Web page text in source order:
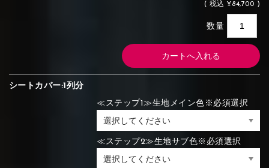
( 税込 ¥84,700 )
数量
シートカバー:1列分
≪ステップ1≫生地メイン色※必須選択
≪ステップ2≫生地サブ色※必須選択